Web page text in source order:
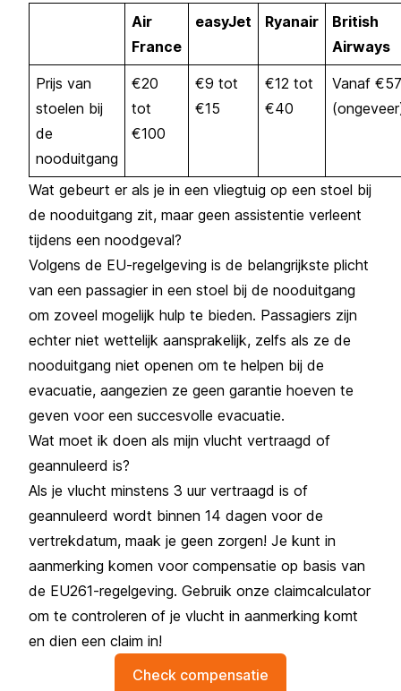
Air
France
easyJet Ryanair
British
Airways
Prijs van
stoelen bij
de
nooduitgang
€20
tot
€100
€9 tot
€15
€12 tot
€40
Vanaf €57
Wat gebeurt er als je in een vliegtuig op een stoel bij
de nooduitgang zit, maar geen assistentie verleent
tijdens een noodgeval?
Volgens de EU-regelgeving is de belangrijkste plicht
van een passagier in een stoel bij de nooduitgang
om zoveel mogelijk hulp te bieden. Passagiers zijn
echter niet wettelijk aansprakelijk, zelfs als ze de
nooduitgang niet openen om te helpen bij de
evacuatie, aangezien ze geen garantie hoeven te
geven voor een succesvolle evacuatie.
Wat moet ik doen als mijn vlucht vertraagd of
geannuleerd is?
Als je vlucht minstens 3 uur vertraagd is of
geannuleerd wordt binnen 14 dagen voor de
vertrekdatum, maak je geen zorgen! Je kunt in
aanmerking komen voor compensatie op basis van
de EU261-regelgeving. Gebruik onze claimcalculator
om te controleren of je vlucht in aanmerking komt
en dien een claim in!
Check compensatie